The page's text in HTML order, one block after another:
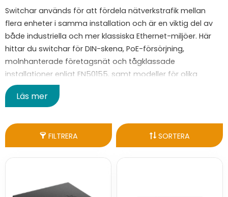
Switchar används för att fördela nätverkstrafik mellan
flera enheter i samma installation och är en viktig del av
både industriella och mer klassiska Ethernet-miljöer. Här
hittar du switchar för DIN-skena, PoE-försörjning,
molnhanterade företagsnät och tågklassade
installationer enligt EN50155, samt modeller för olika
porttätheter, uplink-behov och montagekrav.
Läs mer
FILTRERA SORTERA